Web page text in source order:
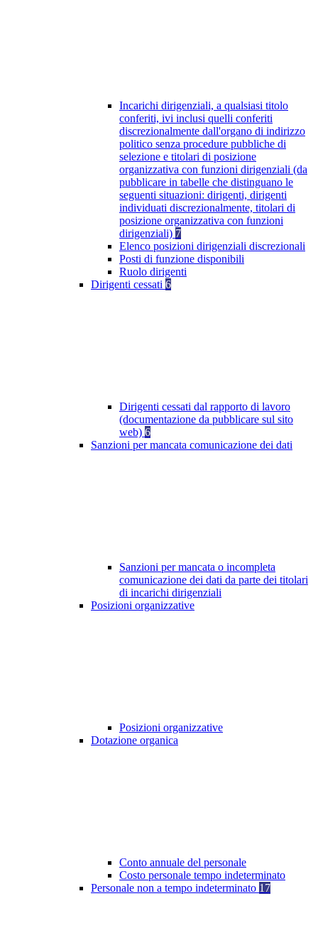
Incarichi dirigenziali, a qualsiasi titolo
conferiti, ivi inclusi quelli conferiti
discrezionalmente dall'organo di indirizzo
politico senza procedure pubbliche di
selezione e titolari di posizione
organizzativa con funzioni dirigenziali (da
pubblicare in tabelle che distinguano le
seguenti situazioni: dirigenti, dirigenti
individuati discrezionalmente, titolari di
posizione organizzativa con funzioni
dirigenziali) 7
Elenco posizioni dirigenziali discrezionali
Posti di funzione disponibili
Ruolo dirigenti
Dirigenti cessati 6
Dirigenti cessati dal rapporto di lavoro
(documentazione da pubblicare sul sito
web) 6
Sanzioni per mancata comunicazione dei dati
Sanzioni per mancata o incompleta
comunicazione dei dati da parte dei titolari
di incarichi dirigenziali
Posizioni organizzative
Posizioni organizzative
Dotazione organica
Conto annuale del personale
Costo personale tempo indeterminato
Personale non a tempo indeterminato 17